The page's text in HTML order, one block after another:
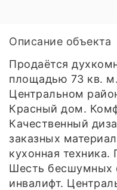
Описание объекта
Продаётся
площадью 73 кв.
Центральном
Красный дом.
Качественный
заказных
кухонная
Шесть бесшумных
инвалифт.